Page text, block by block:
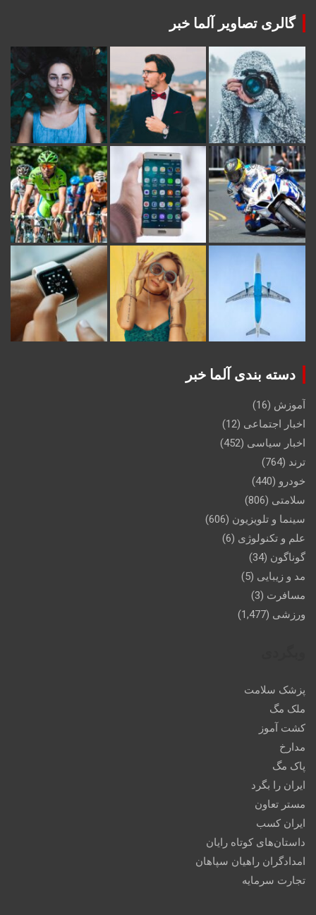
گالری تصاویر آلما خبر
دسته بندی آلما خبر
آموزش (16)
اخبار اجتماعی (12)
اخبار سیاسی (452)
ترند (764)
خودرو (440)
سلامتی (806)
سینما و تلویزیون (606)
علم و تکنولوژی (6)
گوناگون (34)
مد و زیبایی (5)
مسافرت (3)
ورزشی (1,477)
پزشک سلامت
ملک مگ
کشت آموز
مدارخ
پاک مگ
ایران را بگرد
مستر تعاون
ایران کسب
داستان‌های کوتاه رایان
امدادگران راهیان سپاهان
تجارت سرمایه